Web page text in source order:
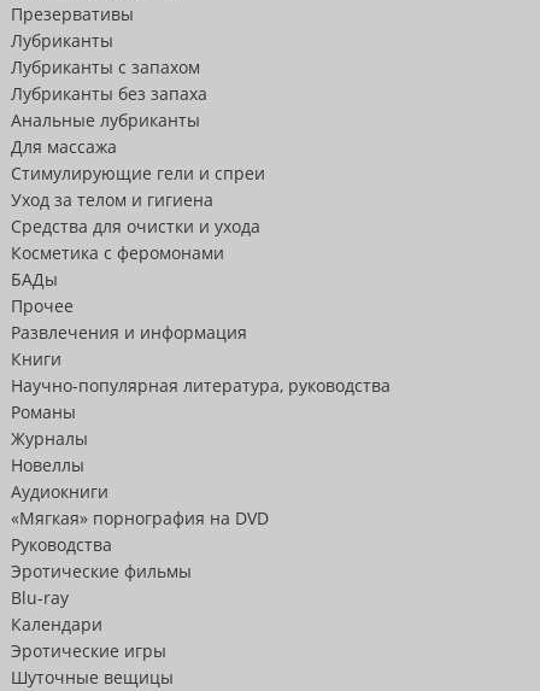
Презервативы
Лубриканты
Лубриканты с запахом
Лубриканты без запаха
Анальные лубриканты
Для массажа
Стимулирующие гели и спреи
Уход за телом и гигиена
Средства для очистки и ухода
Косметика с феромонами
БАДы
Прочее
Развлечения и информация
Книги
Научно-популярная литература, руководства
Романы
Журналы
Новеллы
Аудиокниги
«Мягкая» порнография на DVD
Руководства
Эротические фильмы
Blu-ray
Календари
Эротические игры
Шуточные вещицы